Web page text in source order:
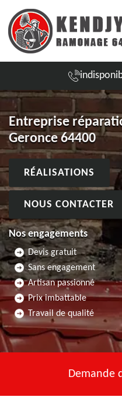
Entreprise
Geronce 64400
RÉALISATIONS
NOUS CONTACTER
Nos engagements
Devis gratuit
Sans engagement
Artisan passionné
Prix imbattable
Travail de qualité
Demande